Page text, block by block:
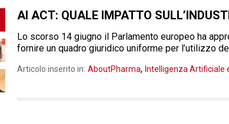
AI ACT: QUALE IMPATTO
Lo scorso 14 giugno il Parlamento europeo ha
fornire un quadro giuridico uniforme per l’utilizzo
Articolo inserito in: AboutPharma, Intelligenza Artificiale